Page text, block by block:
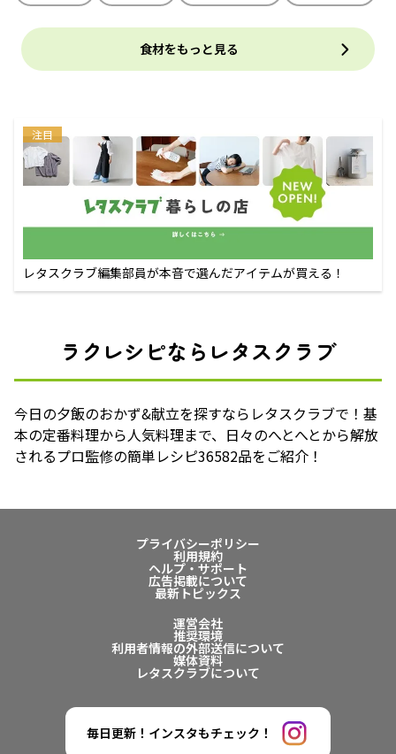
食材をもっと見る
注目
レタスクラブ編集部員が本音で選んだアイテムが買える！
ラクレシピならレタスクラブ
今日の夕飯のおかず&献立を探すならレタスクラブで！基
本の定番料理から人気料理まで、日々のへとへとから解放
されるプロ監修の簡単レシピ36582品をご紹介！
プライバシーポリシー
利用規約
ヘルプ・サポート
広告掲載について
最新トピックス
運営会社
推奨環境
利用者情報の外部送信について
媒体資料
レタスクラブについて
毎日更新！インスタもチェック！